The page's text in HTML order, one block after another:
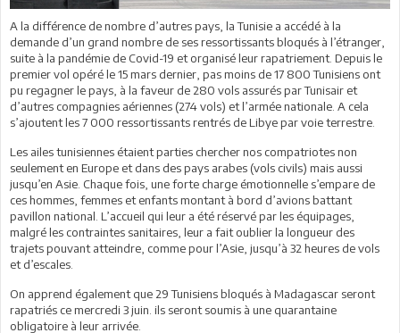
A la différence de nombre d’autres pays, la Tunisie a accédé à la
demande d’un grand nombre de ses ressortissants bloqués à l’étranger,
suite à la pandémie de Covid-19 et organisé leur rapatriement. Depuis le
premier vol opéré le 15 mars dernier, pas moins de 17 800 Tunisiens ont
pu regagner le pays, à la faveur de 280 vols assurés par Tunisair et
d’autres compagnies aériennes (274 vols) et l’armée nationale. A cela
s’ajoutent les 7 000 ressortissants rentrés de Libye par voie terrestre.
Les ailes tunisiennes étaient parties chercher nos compatriotes non
seulement en Europe et dans des pays arabes (vols civils) mais aussi
jusqu’en Asie. Chaque fois, une forte charge émotionnelle s’empare de
ces hommes, femmes et enfants montant à bord d’avions battant
pavillon national. L’accueil qui leur a été réservé par les équipages,
malgré les contraintes sanitaires, leur a fait oublier la longueur des
trajets pouvant atteindre, comme pour l’Asie, jusqu’à 32 heures de vols
et d’escales.
On apprend également que 29 Tunisiens bloqués à Madagascar seront
rapatriés ce mercredi 3 juin. ils seront soumis à une quarantaine
obligatoire à leur arrivée.